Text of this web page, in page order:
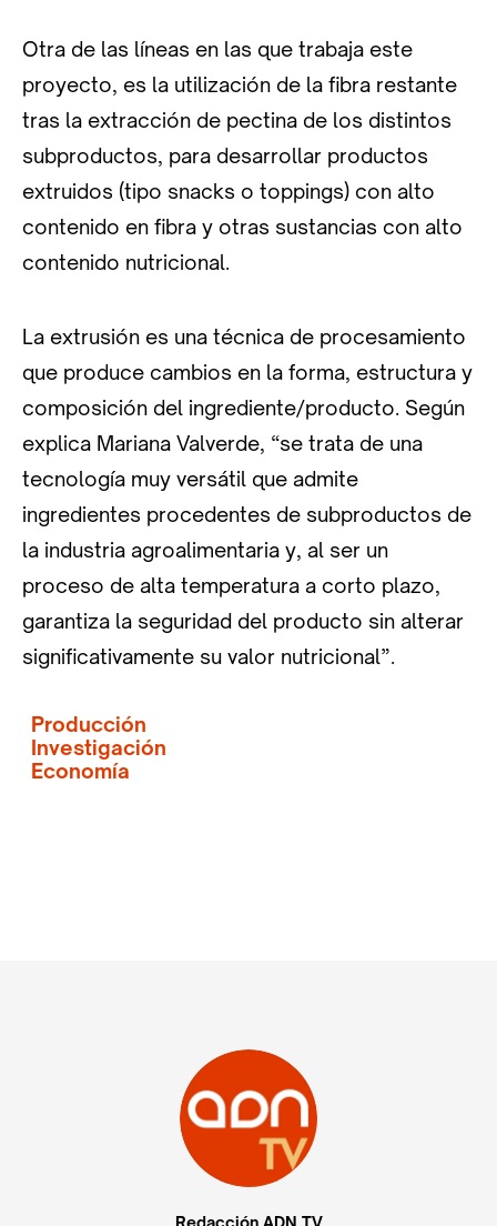
Otra de las líneas en las que trabaja este
proyecto, es la utilización de la fibra restante
tras la extracción de pectina de los distintos
subproductos, para desarrollar productos
extruidos (tipo snacks o toppings) con alto
contenido en fibra y otras sustancias con alto
contenido nutricional.
La extrusión es una técnica de procesamiento
que produce cambios en la forma, estructura y
composición del ingrediente/producto. Según
explica Mariana Valverde, “se trata de una
tecnología muy versátil que admite
ingredientes procedentes de subproductos de
la industria agroalimentaria y, al ser un
proceso de alta temperatura a corto plazo,
garantiza la seguridad del producto sin alterar
significativamente su valor nutricional”.
Producción
Investigación
Economía
Redacción ADN TV